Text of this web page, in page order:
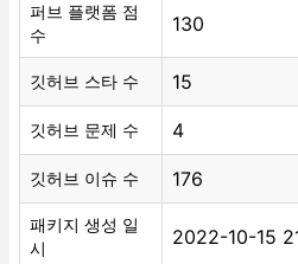
퍼브 플랫폼 점
수
130
깃허브 스타 수 15
깃허브 문제 수 4
깃허브 이슈 수 176
패키지 생성 일
시
2022-10-15